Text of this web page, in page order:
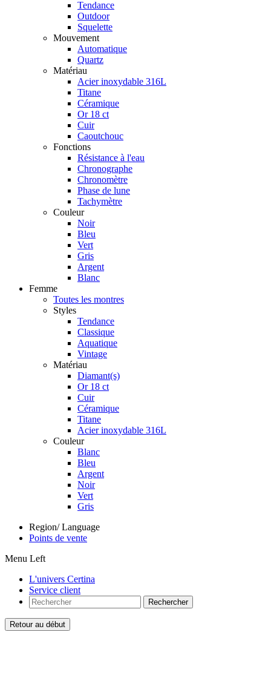
Tendance
Outdoor
Squelette
Mouvement
Automatique
Quartz
Matériau
Acier inoxydable 316L
Titane
Céramique
Or 18 ct
Cuir
Caoutchouc
Fonctions
Résistance à l'eau
Chronographe
Chronomètre
Phase de lune
Tachymètre
Couleur
Noir
Bleu
Vert
Gris
Argent
Blanc
Femme
Toutes les montres
Styles
Tendance
Classique
Aquatique
Vintage
Matériau
Diamant(s)
Or 18 ct
Cuir
Céramique
Titane
Acier inoxydable 316L
Couleur
Blanc
Bleu
Argent
Noir
Vert
Gris
Region/ Language
Points de vente
Menu Left
L'univers Certina
Service client
Rechercher
Retour au début